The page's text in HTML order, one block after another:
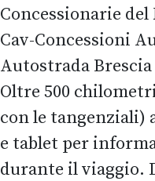
Concessionarie
Cav-Concessioni
Autostrada Brescia
Oltre 500
con le tangenziali)
e tablet per
durante il viaggio.